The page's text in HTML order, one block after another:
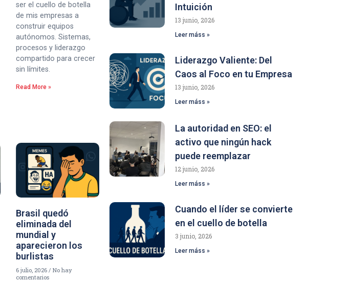
ser el cuello de botella
de mis empresas a
construir equipos
autónomos. Sistemas,
procesos y liderazgo
compartido para crecer
sin límites.
Read More »
Brasil quedó
eliminada del
mundial y
aparecieron los
burlistas
6 julio, 2026 No hay
comentarios
Intuición
13 junio, 2026
Leer máss »
Liderazgo Valiente: Del
Caos al Foco en tu Empresa
13 junio, 2026
Leer máss »
La autoridad en SEO: el
activo que ningún hack
puede reemplazar
12 junio, 2026
Leer máss »
Cuando el líder se convierte
en el cuello de botella
3 junio, 2026
Leer máss »